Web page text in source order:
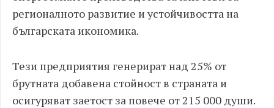
регионалното развитие и устойчивостта на
българската икономика.
Тези предприятия генерират над 25% от
брутната добавена стойност в страната и
осигуряват заетост за повече от 215 000 души.